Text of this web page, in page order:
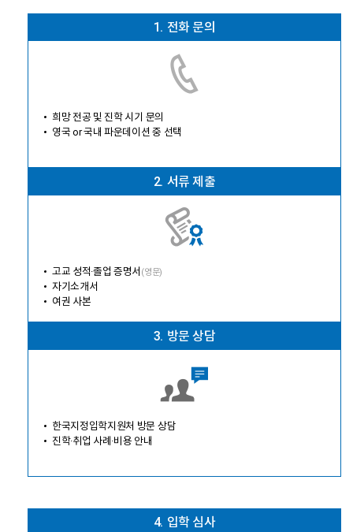
1. 전화 문의
희망 전공 및 진학 시기 문의
영국 or 국내 파운데이션 중 선택
2. 서류 제출
고교 성적·졸업 증명서 (영문)
자기소개서
여권 사본
3. 방문 상담
한국지정입학지원처 방문 상담
진학·취업 사례·비용 안내
4. 입학 심사